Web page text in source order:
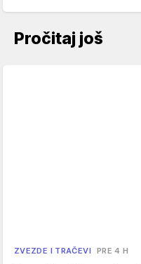
Pročitaj još
ZVEZDE I TRAČEVI PRE 4 H